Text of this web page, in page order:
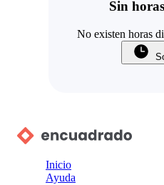
Sin
No existen horas
Inicio
Ayuda